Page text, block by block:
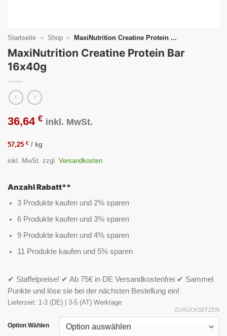
Startseite » Shop » MaxiNutrition Creatine Protein ...
MaxiNutrition Creatine Protein Bar
16x40g
36,64 € inkl. MwSt.
57,25 € / kg
inkl. MwSt. zzgl. Versandkosten
Anzahl Rabatt**
3 Produkte kaufen und 2% sparen
6 Produkte kaufen und 3% sparen
9 Produkte kaufen und 4% sparen
11 Produkte kaufen und 5% sparen
✔ Staffelpreise! ✔ Ab 75€ in DE Versandkostenfrei ✔ Sammel
Punkte und löse sie bei der nächsten Bestellung ein!
Lieferzeit: 1-3 (DE) | 3-5 (AT) Werktage
Option Wählen
ZURÜCKSETZEN